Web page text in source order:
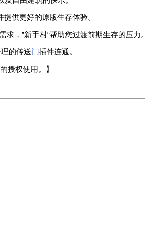
供更好的原版生存体验。
，”新手村“帮助您过渡前期生存的压力。
的传送门插件连通。
授权使用。】